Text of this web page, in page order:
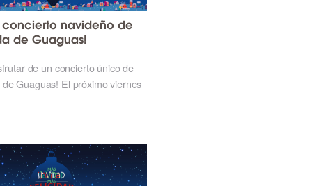
concierto navideño de
de Guaguas!
de un concierto único de
Guaguas! El próximo viernes